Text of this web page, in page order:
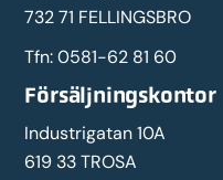
732 71 FELLINGSBRO
Tfn:0581-62 81 60
Försäljningskontor
Industrigatan 10A
619 33 TROSA